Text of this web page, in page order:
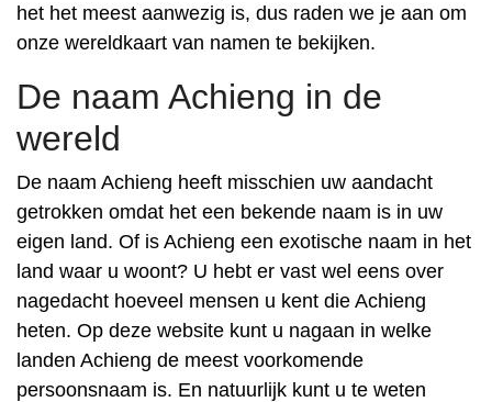
het het meest aanwezig is, dus raden we je aan om
onze wereldkaart van namen te bekijken.
De naam Achieng in de
wereld
De naam Achieng heeft misschien uw aandacht
getrokken omdat het een bekende naam is in uw
eigen land. Of is Achieng een exotische naam in het
land waar u woont? U hebt er vast wel eens over
nagedacht hoeveel mensen u kent die Achieng
heten. Op deze website kunt u nagaan in welke
landen Achieng de meest voorkomende
persoonsnaam is. En natuurlijk kunt u te weten